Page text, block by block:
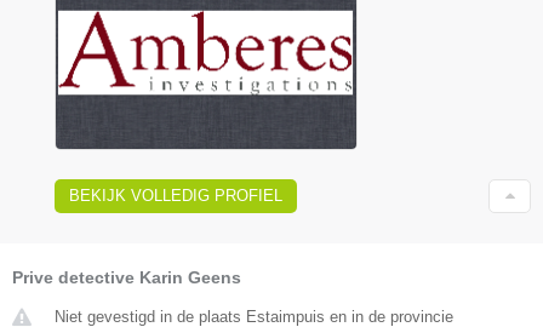
BEKIJK VOLLEDIG PROFIEL
Prive detective Karin Geens
Niet gevestigd in de plaats Estaimpuis en in de provincie